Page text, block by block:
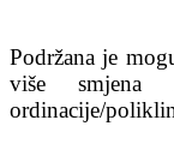
Podržana je
više smjena
ordinacije/